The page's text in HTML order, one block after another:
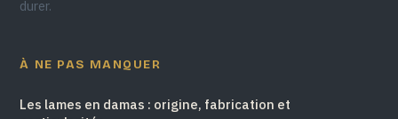
durer.
À NE PAS MANQUER
Les lames en damas : origine, fabrication et